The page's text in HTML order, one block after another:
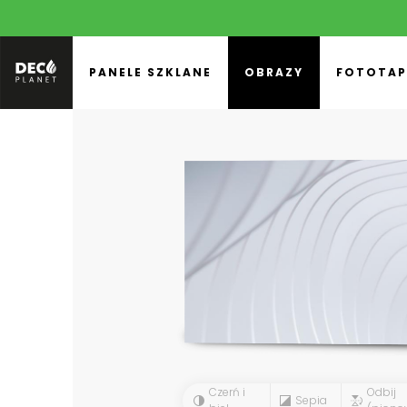
PANELE SZKLANE OBRAZY
Czerń i
Sepia
Odbij